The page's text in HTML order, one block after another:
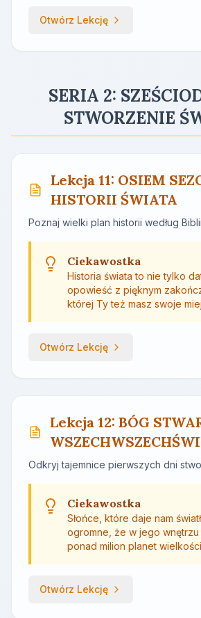
Otwórz Lekcję
SERIA 2:
STWORZENIE
Lekcja 11: OSIEM
HISTORII ŚWIATA
Poznaj wielki plan historii według
Ciekawostka
Historia świata to nie tylko
opowieść z pięknym
której Ty też masz swoje
Otwórz Lekcję
Lekcja 12: BÓG
Odkryj tajemnice pierwszych dni
Ciekawostka
Słońce, które daje nam
ogromne, że w jego wnętrzu
ponad milion planet
Otwórz Lekcję